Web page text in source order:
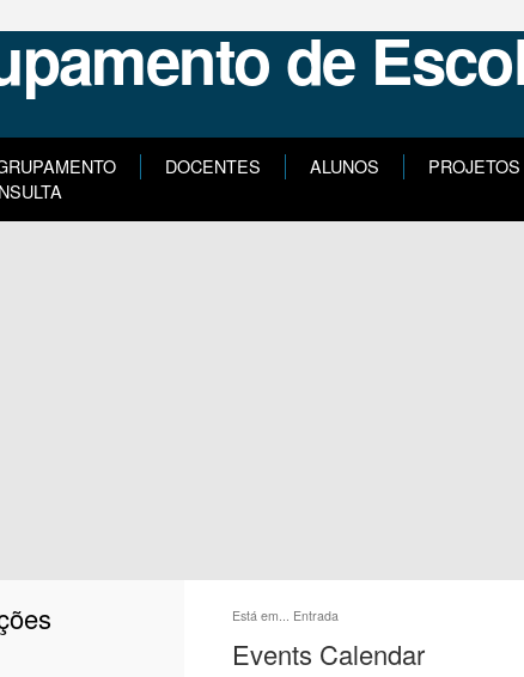
DOCENTES ALUNOS PROJETOS
Está em... Entrada
Events Calendar